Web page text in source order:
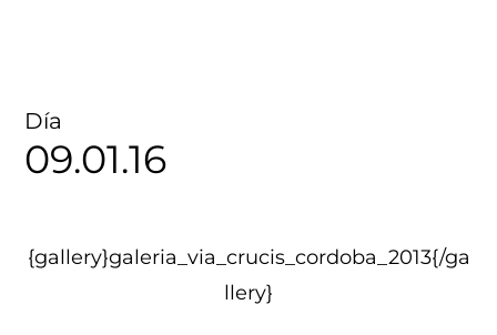
Día
09.01.16
{gallery}galeria_via_crucis_cordoba_2013{/ga
llery}